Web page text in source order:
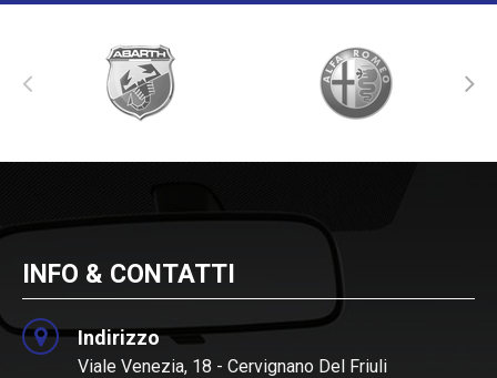
INFO & CONTATTI
Indirizzo
Viale Venezia, 18 - Cervignano Del Friuli